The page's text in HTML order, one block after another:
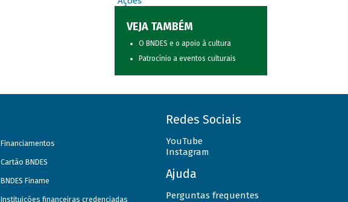
VEJA TAMBÉM
O BNDES e o apoio à cultura
Patrocínio a eventos culturais
Financiamentos
Cartão BNDES
BNDES Finame
Instituições financeiras credenciadas
Redes Sociais
YouTube
Instagram
Ajuda
Perguntas frequentes